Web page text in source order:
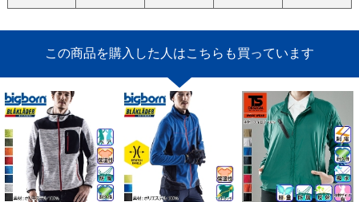
この商品を購入した人はこちらも買っています